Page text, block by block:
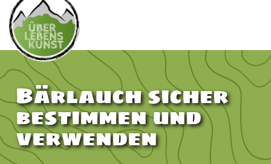
Bärlauch sicher
bestimmen und
verwenden